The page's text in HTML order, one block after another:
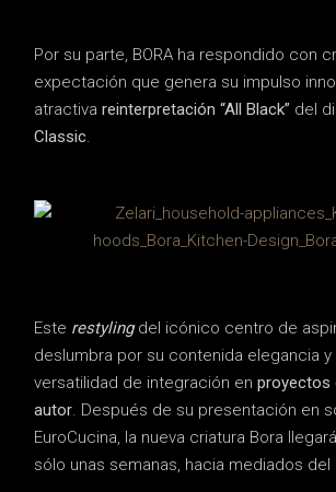
Por su parte, BORA ha respondido con
expectación que genera su impulso
atractivareinterpretación “All Black” del
Classic.
Este restylingdel icónico centro de
deslumbra por su contenida elegancia y
versatilidad de integración enproyectos
autor. Después de su presentación en
EuroCucina, la nueva criatura Bora
sólo unas semanas, hacia mediados